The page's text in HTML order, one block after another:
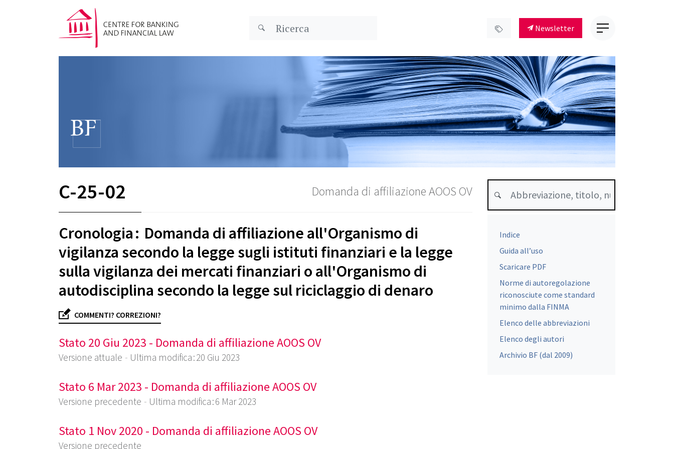
Newsletter
C-25-02 Domanda di affiliazione AOOS OV
Cronologia : Domanda di affiliazione all'Organismo di
vigilanza secondo la legge sugli istituti finanziari e la legge
sulla vigilanza dei mercati finanziari o all'Organismo di
autodisciplina secondo la legge sul riciclaggio di denaro
COMMENTI? CORREZIONI?
Stato 20 Giu 2023 - Domanda di affiliazione AOOS OV
Versione attuale Ultima modifica : 20 Giu 2023
Stato 6 Mar 2023 - Domanda di affiliazione AOOS OV
Versione precedente Ultima modifica : 6 Mar 2023
Stato 1 Nov 2020 - Domanda di affiliazione AOOS OV
Versione precedente
Indice
Guida all’uso
Scaricare PDF
Norme di autoregolazione
riconosciute come standard
minimo dalla FINMA
Elenco delle abbreviazioni
Elenco degli autori
Archivio BF (dal 2009)